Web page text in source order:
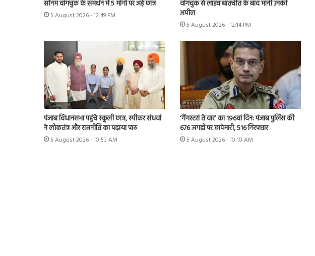
सोनम वांगचुक के समर्थन में 5 मांगों पर अड़े छात्र
5 August 2026 - 12:49 PM
वांगचुक से लाइव बातचीत के बाद मानी उनकी
अपील
5 August 2026 - 12:14 PM
पंजाब विधानसभा पहुंचे स्कूली छात्र, स्पीकर संधवां
ने लोकतंत्र और राजनीति का पढ़ाया पाठ
5 August 2026 - 10:53 AM
‘गैंगस्टरां ते वार’ का 196वां दिन: पंजाब पुलिस की
676 जगहों पर छापेमारी, 516 गिरफ्तार
5 August 2026 - 10:10 AM